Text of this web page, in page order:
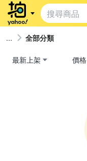
全部分類
最新上架 價格